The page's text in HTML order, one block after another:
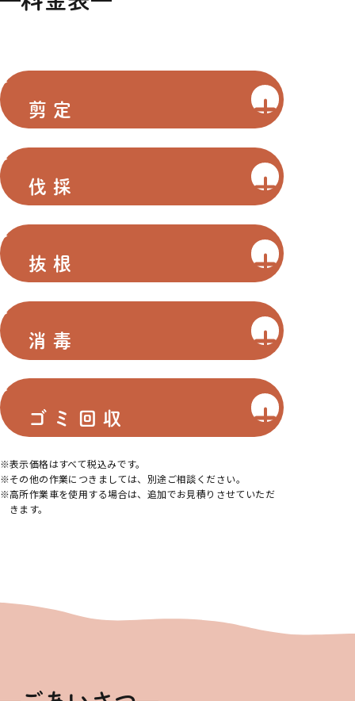
剪定
伐採
抜根
消毒
ゴミ回収
表示価格はすべて税込みです。
その他の作業につきましては、別途ご相談ください。
高所作業車を使用する場合は、追加でお見積りさせていただ
きます。